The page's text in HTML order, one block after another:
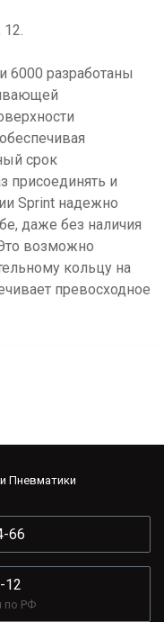
12.
6000 разработаны
срок
присоединять и
Sprint надежно
даже без наличия
возможно
кольцу на
превосходное
Пневматики
66
12
по РФ